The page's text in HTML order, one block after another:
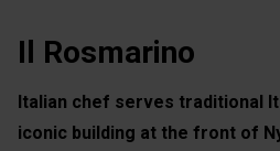
Il Rosmarino
Italian chef serves traditional
iconic building at the front of